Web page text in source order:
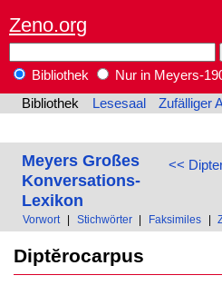
Zeno.org
Bibliothek
Nur in Meyers-
Bibliothek
Lesesaal Zufälliger
<<
Meyers Großes
Konversations-
Lexikon
Vorwort Stichwörter Faksimiles
Diptĕrocarpus